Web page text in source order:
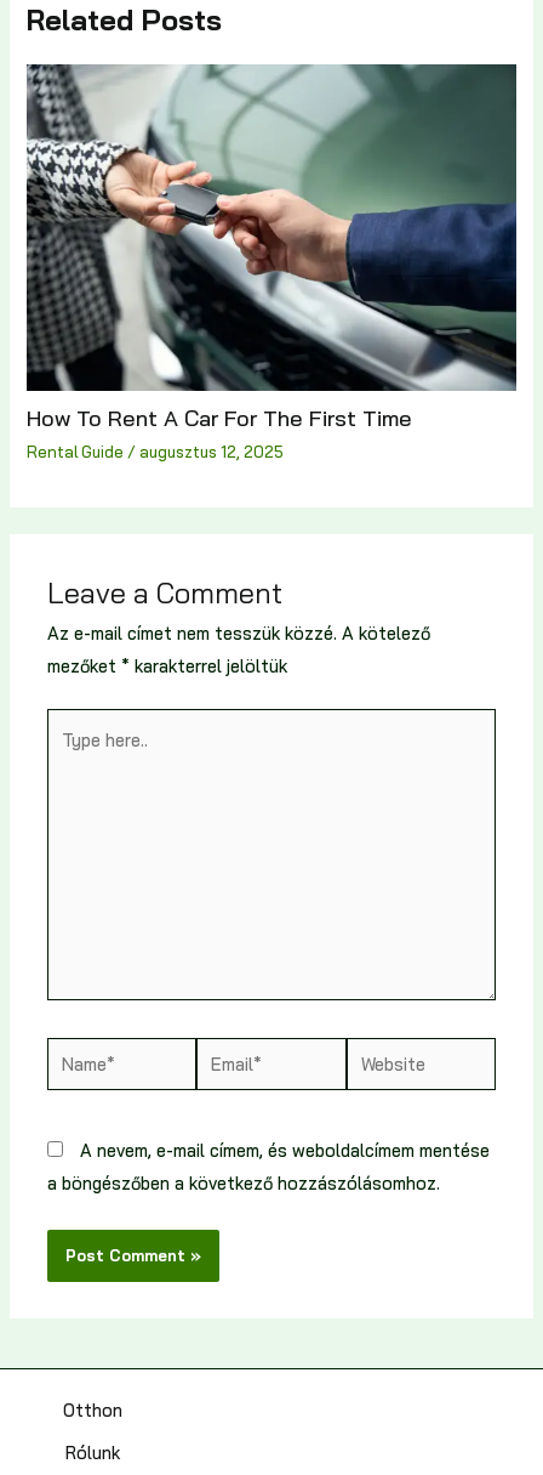
Related Posts
How To Rent A Car For The First Time
Rental Guide /augusztus 12, 2025
Leave a Comment
Az e-mail címet nem tesszük közzé. A kötelező
mezőket * karakterrel jelöltük
A nevem, e-mail címem, és weboldalcímem mentése
a böngészőben a következő hozzászólásomhoz.
Otthon
Rólunk